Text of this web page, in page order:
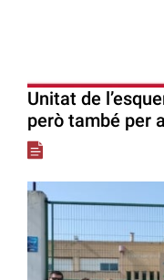
Unitat de
però també per